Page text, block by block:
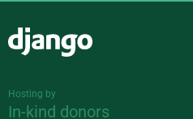
Hosting by
In-kind donors